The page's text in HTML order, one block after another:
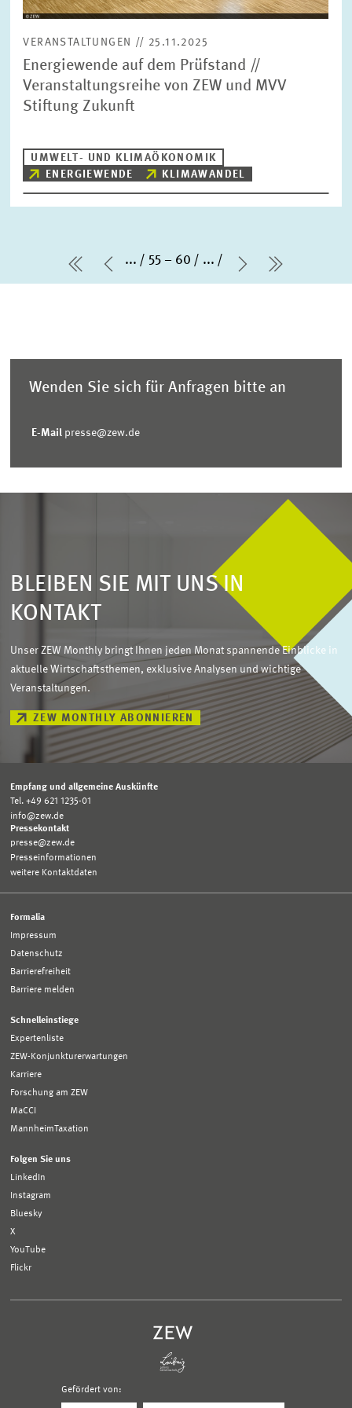
VERANSTALTUNGEN // 25.11.2025
Energiewende auf dem Prüfstand //
Veranstaltungsreihe von ZEW und MVV
Stiftung Zukunft
UMWELT- UND KLIMAÖKONOMIK
ENERGIEWENDE
KLIMAWANDEL
erste Seite
Vorherige Seite
... 55 – 60 ...
Nächste
letzte
Wenden Sie sich für Anfragen bitte an
E-Mail presse@zew.de
BLEIBEN SIE MIT UNS IN
KONTAKT
Unser ZEW Monthly bringt Ihnen jeden Monat spannende Einblicke in
aktuelle Wirtschaftsthemen, exklusive Analysen und wichtige
Veranstaltungen.
ZEW MONTHLY ABONNIEREN
Empfang und allgemeine Auskünfte
Tel. +49 621 1235-01
info@zew.de
Pressekontakt
presse@zew.de
Presseinformationen
weitere Kontaktdaten
Formalia
Impressum
Datenschutz
Barrierefreiheit
Barriere melden
Schnelleinstiege
Expertenliste
ZEW-Konjunkturerwartungen
Karriere
Forschung am ZEW
MaCCI
MannheimTaxation
Folgen Sie uns
LinkedIn
Instagram
Bluesky
X
YouTube
Flickr
Gefördert von: